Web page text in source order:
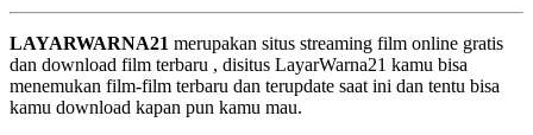
LAYARWARNA21 merupakan situs streaming film online gratis
dan download film terbaru , disitus LayarWarna21 kamu bisa
menemukan film-film terbaru dan terupdate saat ini dan tentu bisa
kamu download kapan pun kamu mau.